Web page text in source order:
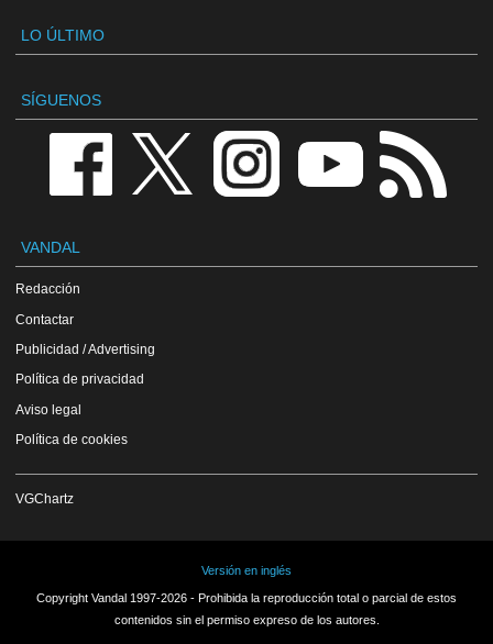
LO ÚLTIMO
SÍGUENOS
VANDAL
Redacción
Contactar
Publicidad / Advertising
Política de privacidad
Aviso legal
Política de cookies
VGChartz
Versión en inglés
Copyright Vandal 1997-2026 - Prohibida la reproducción total o parcial de estos
contenidos sin el permiso expreso de los autores.